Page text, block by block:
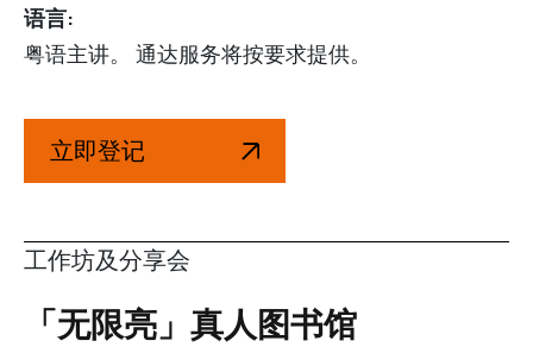
语言:
粤语主讲。 通达服务将按要求提供。
立即登记
「无限亮」真人图书馆
工作坊及分享会